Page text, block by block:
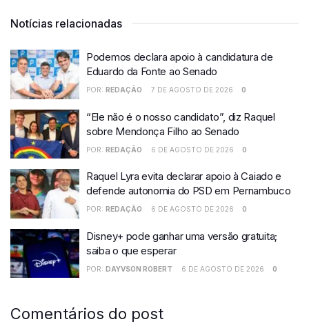
Notícias relacionadas
Podemos declara apoio à candidatura de
Eduardo da Fonte ao Senado
POR: REDAÇÃO 7 DE AGOSTO DE 2026 0
“Ele não é o nosso candidato”, diz Raquel
sobre Mendonça Filho ao Senado
POR: REDAÇÃO 6 DE AGOSTO DE 2026 0
Raquel Lyra evita declarar apoio à Caiado e
defende autonomia do PSD em Pernambuco
POR: REDAÇÃO 6 DE AGOSTO DE 2026 0
Disney+ pode ganhar uma versão gratuita;
saiba o que esperar
POR: DAYVSON ROBERT 6 DE AGOSTO DE 2026 0
Comentários do post